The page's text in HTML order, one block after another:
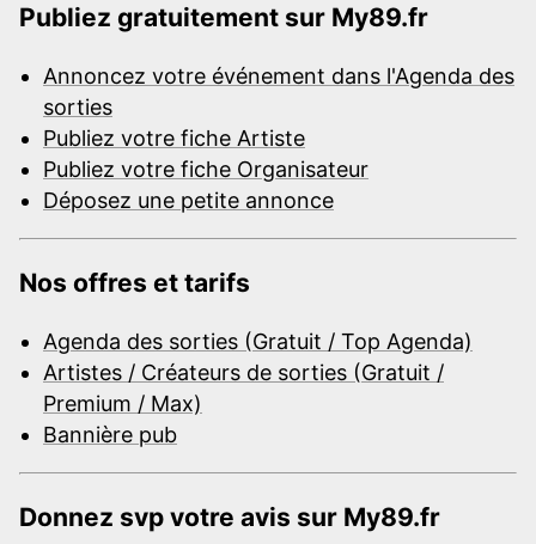
Publiez gratuitement sur My89.fr
Annoncez votre événement dans l'Agenda des
sorties
Publiez votre fiche Artiste
Publiez votre fiche Organisateur
Déposez une petite annonce
Nos offres et tarifs
Agenda des sorties (Gratuit / Top Agenda)
Artistes / Créateurs de sorties (Gratuit /
Premium / Max)
Bannière pub
Donnez svp votre avis sur My89.fr